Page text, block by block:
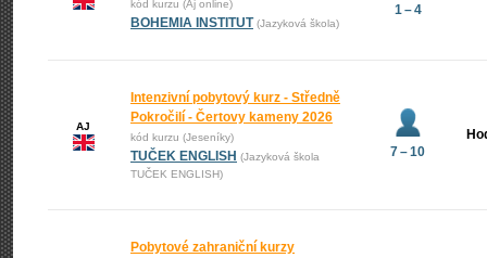
kód kurzu (Aj online)
BOHEMIA INSTITUT (Jazyková škola)
1 – 4
AJ
Intenzivní pobytový kurz - Středně
Pokročilí - Čertovy kameny 2026
kód kurzu (Jeseníky)
TUČEK ENGLISH (Jazyková škola
TUČEK ENGLISH)
7 – 10
Pobytové zahraniční kurzy